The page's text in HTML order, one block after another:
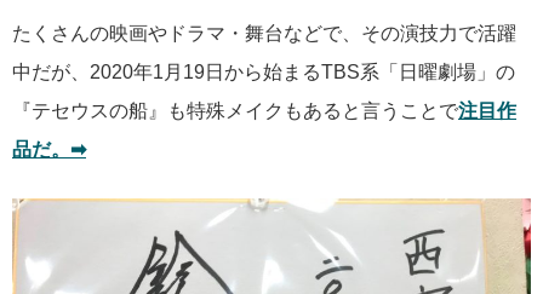
たくさんの映画やドラマ・舞台などで、その演技力で活躍
中だが、2020年1月19日から始まるTBS系「日曜劇場」の
『テセウスの船』も特殊メイクもあると言うことで注目作
品だ。➡︎